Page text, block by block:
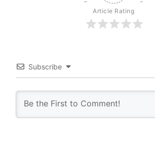
Article Rating
Subscribe